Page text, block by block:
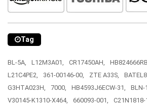
Tag
BL-5A, L12M3A01, CR17450AH,
L21C4PE2,
361-00146-00, ZTE A33S,
G3HTA023H,
7000, HB4593J6ECW-31, BLN-
V30145-K1310-X464,
660093-001, C21N1818-